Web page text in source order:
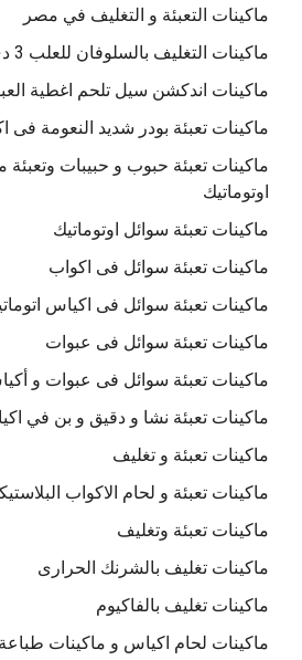
ماكينات التعبئة و التغليف في مصر
ماكينات التغليف بالسلوفان للعلب 3 دي
ماكينات اندكشن سيل تلحم اغطية
ماكينات تعبئة بودر شديد النعومة فى
ماكينات تعبئة حبوب و حبيبات
اوتوماتيك
ماكينات تعبئة سوائل اوتوماتيك
ماكينات تعبئة سوائل فى اكواب
ماكينات تعبئة سوائل فى اكياس
ماكينات تعبئة سوائل فى عبوات
ماكينات تعبئة سوائل فى عبوات و
ماكينات تعبئة نشا و دقيق و بن في
ماكينات تعبئة و تغليف
ماكينات تعبئة و لحام الاكواب
ماكينات تعبئة وتغليف
ماكينات تغليف بالشرنك الحرارى
ماكينات تغليف بالفاكيوم
ماكينات لحام اكياس و ماكينات طباعة